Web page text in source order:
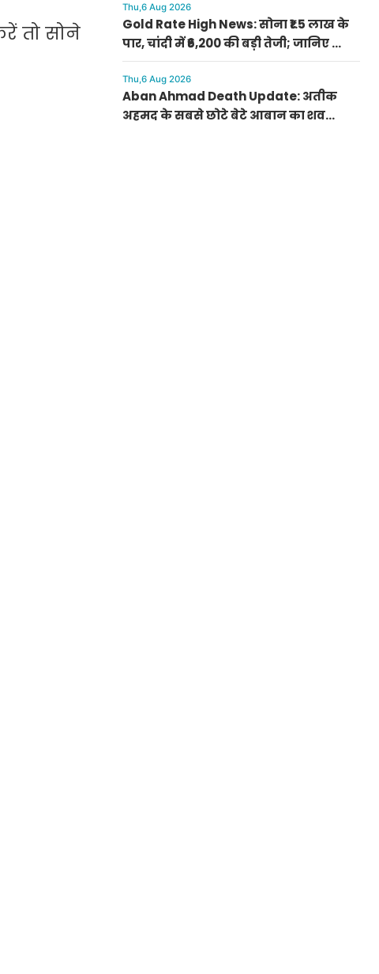
तो सोने
Thu,6 Aug 2026
Gold Rate High News: सोना ₹1.5 लाख के
पार, चांदी में ₹6,200 की बड़ी तेजी; जानिए क्यों
अचानक बढ़ गए रेट
Thu,6 Aug 2026
Aban Ahmad Death Update: अतीक
अहमद के सबसे छोटे बेटे आबान का शव